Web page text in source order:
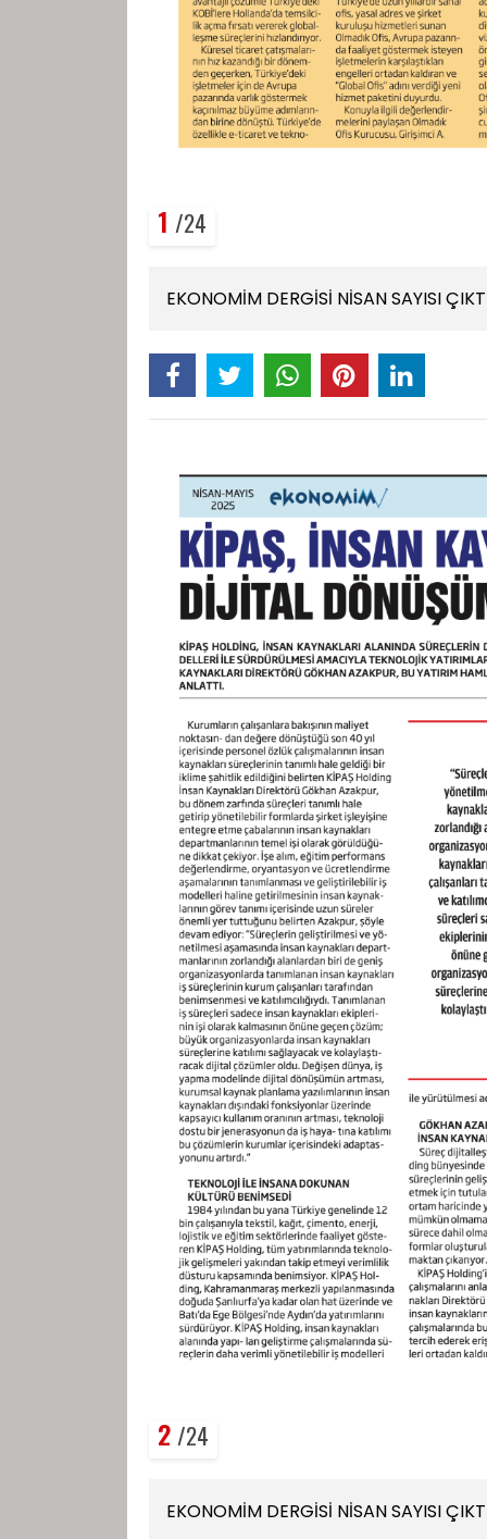
1 /24
EKONOMİM DERGİSİ NİSAN SAYISI
2 /24
EKONOMİM DERGİSİ NİSAN SAYISI